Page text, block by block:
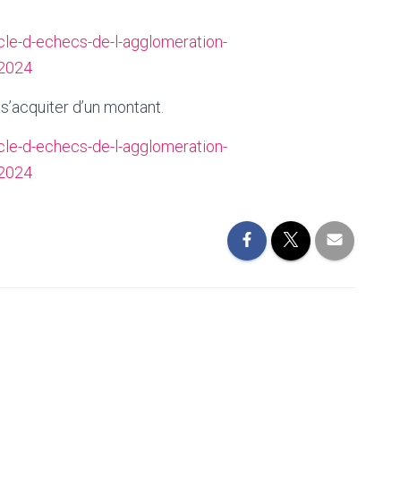
d-echecs-de-l-agglomeration-
d’un montant.
d-echecs-de-l-agglomeration-